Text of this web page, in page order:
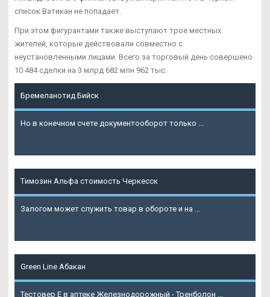
список Ватикан не попадает.
При этом фигурантами также выступают трое местных
жителей, которые действовали совместно с
неустановленными лицами. Всего за торговый день совершено
10 484 сделки на 3 млрд 682 млн 962 тыс.
Бремеланотид Бийск
Но в конечном счете документооборот только ...
Tимозин Альфа стоимость Черкесск
Залогом может служить товар в обороте и на ...
Green Line Абакан
Тестовер Е в аптеке Железнодорожный - Тренболон ...